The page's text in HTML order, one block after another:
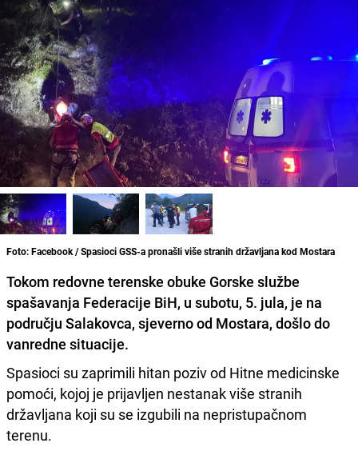
Foto: Facebook / Spasioci GSS-a pronašli više stranih državljana kod Mostara
Tokom redovne terenske obuke Gorske službe
spašavanja Federacije BiH, u subotu, 5. jula, je na
području Salakovca, sjeverno od Mostara, došlo do
vanredne situacije.
Spasioci su zaprimili hitan poziv od Hitne medicinske
pomoći, kojoj je prijavljen nestanak više stranih
državljana koji su se izgubili na nepristupačnom
terenu.